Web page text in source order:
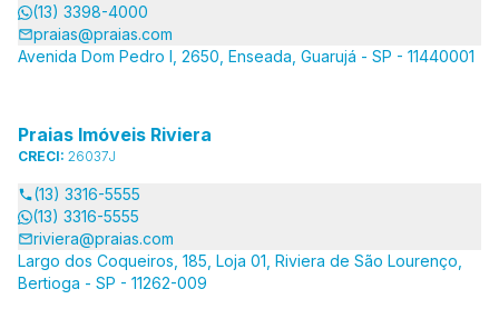
(13) 3398-4000
praias@praias.com
Avenida Dom Pedro I, 2650, Enseada, Guarujá - SP - 11440001
Praias Imóveis Riviera
CRECI: 26037J
(13) 3316-5555
(13) 3316-5555
riviera@praias.com
Largo dos Coqueiros, 185, Loja 01, Riviera de São Lourenço,
Bertioga - SP - 11262-009